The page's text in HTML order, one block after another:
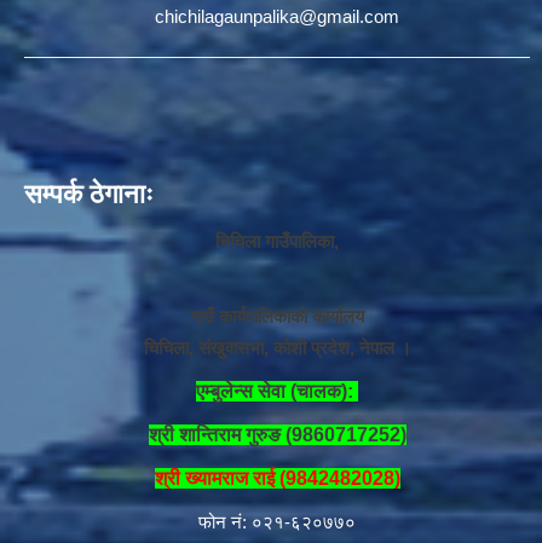
chichilagaunpalika@gmail.com
सम्पर्क ठेगानाः
चिचिला गाउँपालिका,
गाउँ कार्यपालिकाको कार्यालय
चिचिला, संखुवासभा, कोशी प्रदेश, नेपाल ।
एम्बुलेन्स सेवा (चालक):
श्री शान्तिराम गुरुङ (9860717252)
श्री ख्यामराज राई (9842482028)
फोन नं: ०२१-६२०७७०